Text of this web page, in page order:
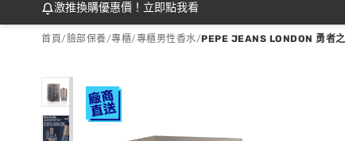
激推換購優惠價！立即點我看
首頁/臉部保養/專櫃/專櫃男性香水/PEPE JEANS LONDON 勇者